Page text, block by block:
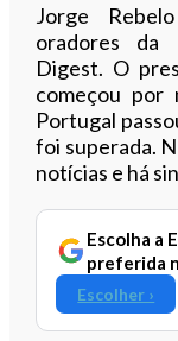
Jorge
oradores da
Digest. O
começou por
Portugal
foi superada.
notícias e há
Escolha a
preferida
Escolher ›